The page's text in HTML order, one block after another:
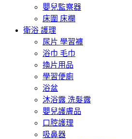
嬰兒監察器
床圍 床欄
衛浴 護理
尿片 學習褲
浴巾 毛巾
換片用品
學習便廁
浴盆
沐浴露 洗髮露
嬰兒護膚品
口腔護理
吸鼻器